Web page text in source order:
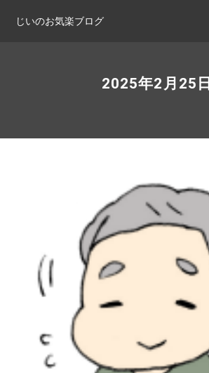
じいのお気楽ブログ
2025年2月25日